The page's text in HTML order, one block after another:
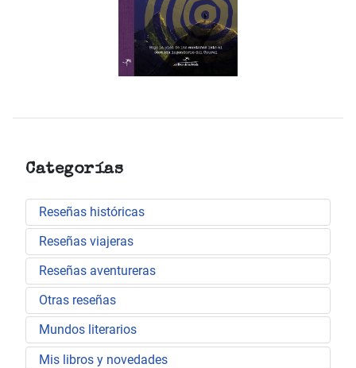
Categorías
Reseñas históricas
Reseñas viajeras
Reseñas aventureras
Otras reseñas
Mundos literarios
Mis libros y novedades